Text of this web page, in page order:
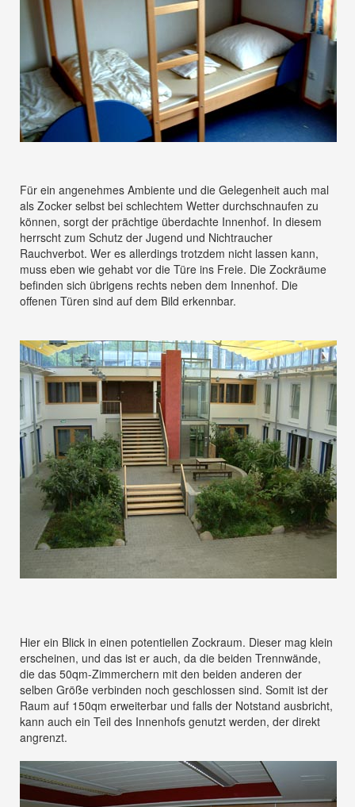
Für ein angenehmes Ambiente und die Gelegenheit auch mal
als Zocker selbst bei schlechtem Wetter durchschnaufen zu
können, sorgt der prächtige überdachte Innenhof. In diesem
herrscht zum Schutz der Jugend und Nichtraucher
Rauchverbot. Wer es allerdings trotzdem nicht lassen kann,
muss eben wie gehabt vor die Türe ins Freie. Die Zockräume
befinden sich übrigens rechts neben dem Innenhof. Die
offenen Türen sind auf dem Bild erkennbar.
Hier ein Blick in einen potentiellen Zockraum. Dieser mag klein
erscheinen, und das ist er auch, da die beiden Trennwände,
die das 50qm-Zimmerchern mit den beiden anderen der
selben Größe verbinden noch geschlossen sind. Somit ist der
Raum auf 150qm erweiterbar und falls der Notstand ausbricht,
kann auch ein Teil des Innenhofs genutzt werden, der direkt
angrenzt.